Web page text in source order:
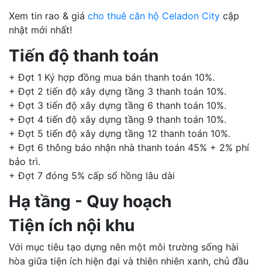
Xem tin rao & giá cho thuê căn hộ Celadon City cập
nhật mới nhất!
Tiến độ thanh toán
+ Đợt 1 Ký hợp đồng mua bán thanh toán 10%.
+ Đợt 2 tiến độ xây dựng tầng 3 thanh toán 10%.
+ Đợt 3 tiến độ xây dựng tầng 6 thanh toán 10%.
+ Đợt 4 tiến độ xây dựng tầng 9 thanh toán 10%.
+ Đợt 5 tiến độ xây dựng tầng 12 thanh toán 10%.
+ Đợt 6 thông báo nhận nhà thanh toán 45% + 2% phí
bảo trì.
+ Đợt 7 đóng 5% cấp sổ hồng lâu dài
Hạ tầng - Quy hoạch
Tiện ích nội khu
Với mục tiêu tạo dựng nên một môi trường sống hài
hòa giữa tiện ích hiện đại và thiên nhiên xanh, chủ đầu